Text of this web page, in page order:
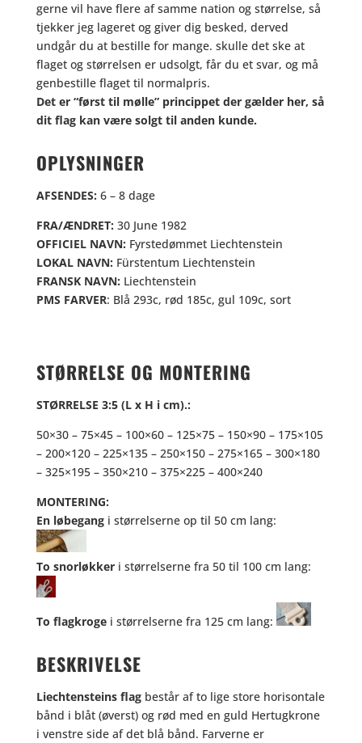
gerne vil have flere af samme nation og størrelse, så
tjekker jeg lageret og giver dig besked, derved
undgår du at bestille for mange. skulle det ske at
flaget og størrelsen er udsolgt, får du et svar, og må
genbestille flaget til normalpris.
Det er “først til mølle” princippet der gælder her, så
dit flag kan være solgt til anden kunde.
OPLYSNINGER
AFSENDES: 6 – 8 dage
FRA/ÆNDRET: 30 June 1982
OFFICIEL NAVN: Fyrstedømmet Liechtenstein
LOKAL NAVN: Fürstentum Liechtenstein
FRANSK NAVN: Liechtenstein
PMS FARVER: Blå 293c, rød 185c, gul 109c, sort
STØRRELSE OG MONTERING
STØRRELSE 3:5 (L x H i cm).:
50×30 – 75×45 – 100×60 – 125×75 – 150×90 – 175×105
– 200×120 – 225×135 – 250×150 – 275×165 – 300×180
– 325×195 – 350×210 – 375×225 – 400×240
MONTERING:
En løbegangi størrelserne op til 50 cm lang:
To snorløkkeri størrelserne fra 50 til 100 cm lang:
To flagkrogei størrelserne fra 125 cm lang:
BESKRIVELSE
Liechtensteins flagbestår af to lige store horisontale
bånd i blåt (øverst) og rød med en guld Hertugkrone
i venstre side af det blå bånd. Farverne er